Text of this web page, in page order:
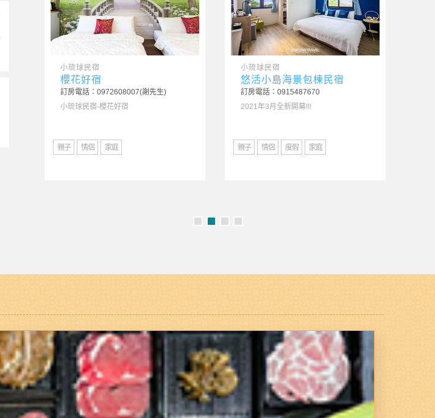
小琉球民宿
櫻花好宿
訂房電話：0972608007(謝先生)
小琉球民宿-櫻花好宿
親子 情侶 家庭
小琉球民宿
悠活小島海景包棟民宿
訂房電話：0915487670
2021年3月全新開幕!!!
親子 情侶 度假 家庭